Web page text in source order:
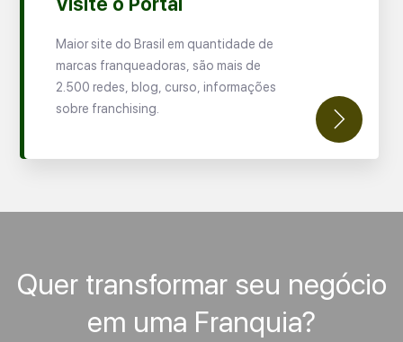
Maior site do Brasil em quantidade de
marcas franqueadoras, são mais de
2.500 redes, blog, curso, informações
sobre franchising.
Quer transformar seu negócio
em uma Franquia?